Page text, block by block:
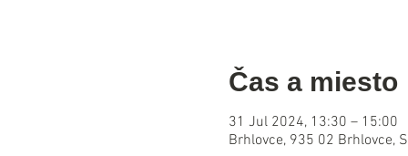
Čas a miesto
31 Jul 2024, 13:30 – 15:00
Brhlovce, 935 02 Brhlovce,